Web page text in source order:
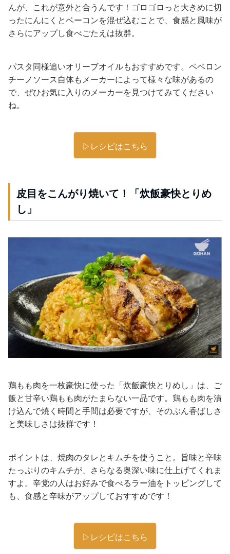
んが、これが意外と合うんです！ゴロゴロっと大きめに切
ったにんにくとベーコンを混ぜ込むことで、食感と風味が
さらにアップし食べごたえは抜群。
パスタ同様追いオリーブオイルもおすすめです。ペペロン
チーノソース自体もメーカーによって様々な味があるの
で、ぜひお気に入りのメーカーを見つけてみてください
ね。
▷レシピはこちら
皮目をこんがり焼いて！「炊飯豪快とりめ
し」
鶏もも肉を一枚豪快に使った「炊飯豪快とりめし」は、ご
飯と甘辛い鶏もも肉がたまらない一品です。鶏もも肉を漬
け込んで焼く時間と手間は必要ですが、そのぶん香ばしさ
と美味しさは抜群です！
ポイントは、焼肉のタレとキムチを使うこと。旨味と辛味
たっぷりのキムチが、さらなる奥深い味に仕上げてくれま
すよ。辛党の人はお好みで食べるラー油をトッピングして
も、食感と辛味がアップしておすすめです！
▷レシピはこちら